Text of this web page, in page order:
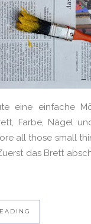
eine einfache
Farbe, Nägel
all those small
das Brett